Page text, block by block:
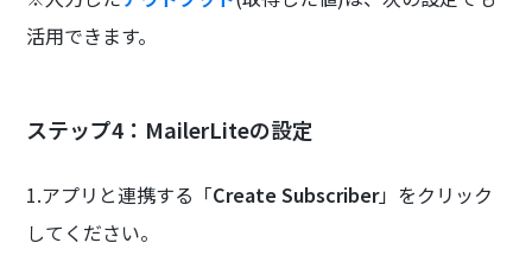
活用できます。
ステップ4：MailerLiteの設定
1.アプリと連携する「Create Subscriber」をクリック
してください。